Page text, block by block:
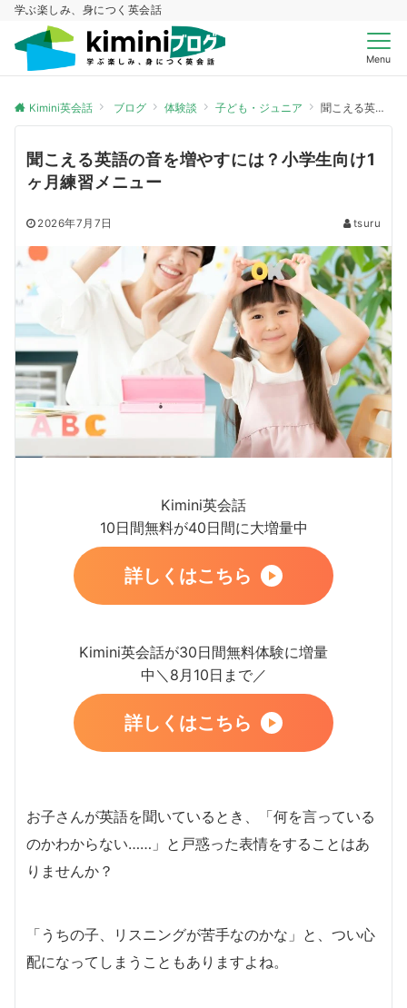
学ぶ楽しみ、身につく英会話
Menu
Kimini英会話 ブログ 体験談 子ども・ジュニア 聞こえる英語の音を増やすには？小学生向け1ヶ月練習メニュー
聞こえる英語の音を増やすには？小学生向け1
ヶ月練習メニュー
2026年7月7日 tsuru
Kimini英会話
10日間無料が40日間に大増量中
詳しくはこちら
Kimini英会話が30日間無料体験に増量
中＼8月10日まで／
詳しくはこちら
お子さんが英語を聞いているとき、「何を言っている
のかわからない……」と戸惑った表情をすることはあ
りませんか？
「うちの子、リスニングが苦手なのかな」と、つい心
配になってしまうこともありますよね。